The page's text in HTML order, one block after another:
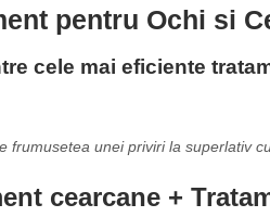
pentru Ochi si
cele mai eficiente
frumusetea unei priviri la superlativ
cearcane +